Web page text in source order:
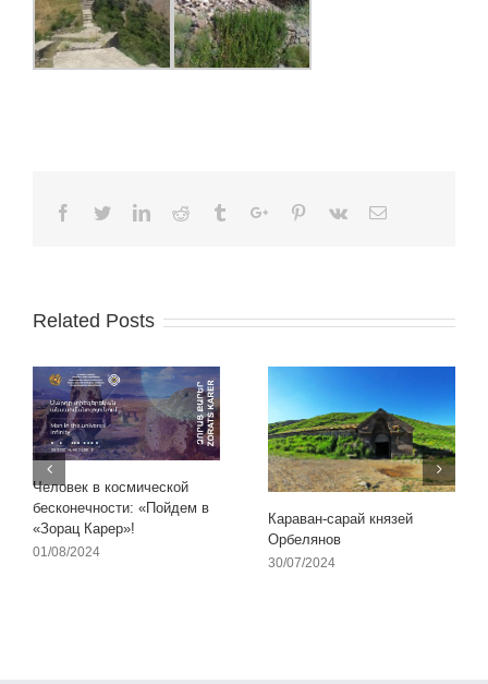
Facebook
TwitterLinkedinReddit TumblrGoogle+Pinterest
Vk Email
Related Posts
Человек в космической
бесконечности: «Пойдем в
«Зорац Карер»!
01/08/2024
Караван-сарай князей
Орбелянов
30/07/2024